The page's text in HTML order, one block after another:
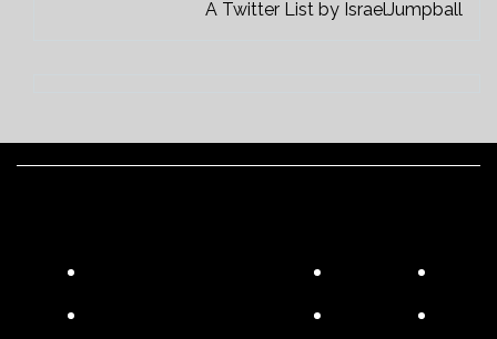
A Twitter List by IsraelJumpball